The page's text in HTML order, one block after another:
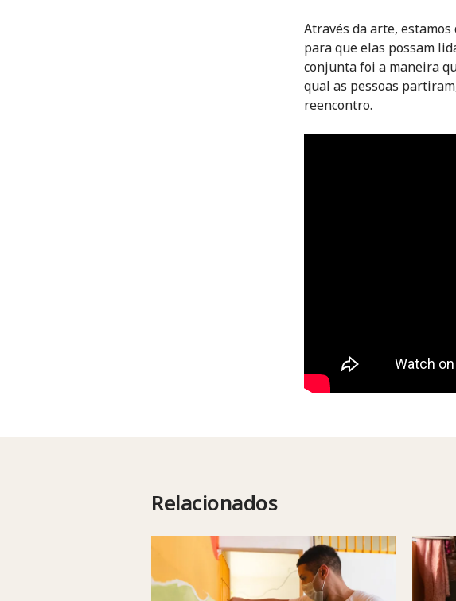
Através da arte,
para que elas possam
conjunta foi a maneira
qual as pessoas
reencontro.
Relacionados